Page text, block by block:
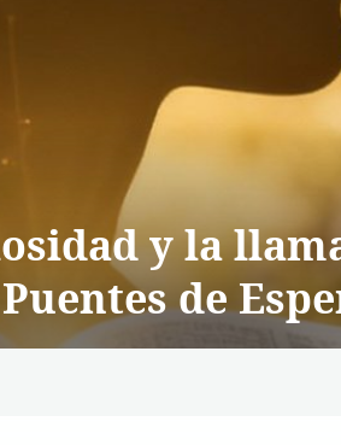
y la
de